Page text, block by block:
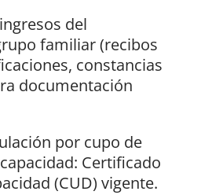
del
familiar (recibos
constancias
documentación
por cupo de
Certificado
(CUD) vigente.